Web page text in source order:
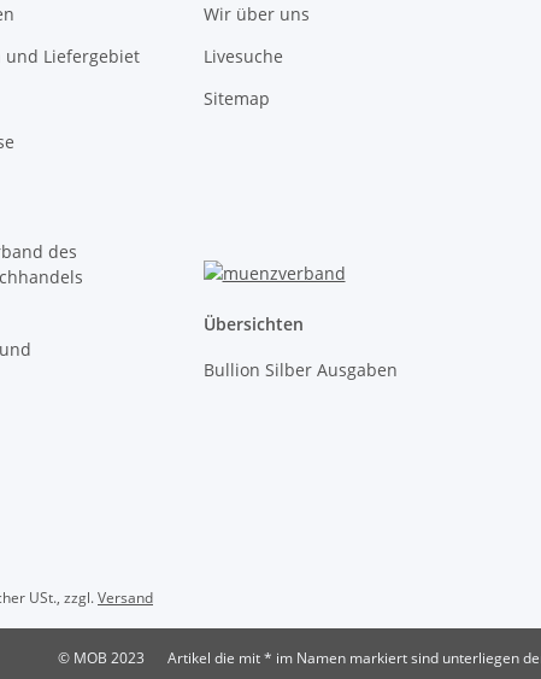
und Liefergebiet
Wir über uns
Livesuche
Sitemap
des
Übersichten
Bullion Silber Ausgaben
USt., zzgl.Versand
© MOB 2023 Artikel die mit * im Namen markiert sind unterliegen